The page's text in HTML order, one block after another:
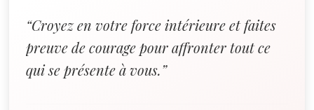
“Croyez en votre force intérieure et faites
preuve de courage pour affronter tout ce
qui se présente à vous.”